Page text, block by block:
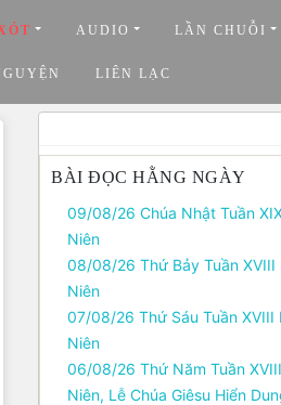
AUDIO LẦN CHUỖI
LIÊN LẠC
BÀI ĐỌC HẰNG NGÀY
09/08/26 Chúa Nhật Tuần
Niên
08/08/26 Thứ Bảy Tuần XVIII
Niên
07/08/26 Thứ Sáu Tuần XVIII
Niên
06/08/26 Thứ Năm Tuần
Niên, Lễ Chúa Giêsu Hiển